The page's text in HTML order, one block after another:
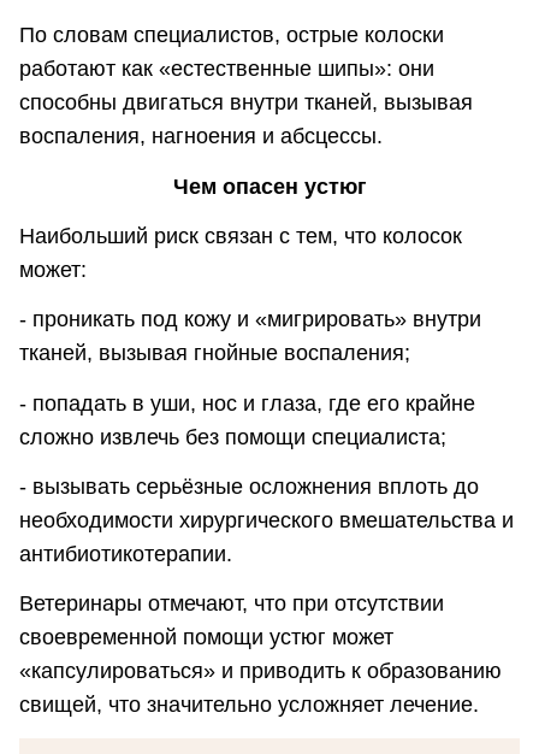
По словам специалистов, острые колоски
работают как «естественные шипы»: они
способны двигаться внутри тканей, вызывая
воспаления, нагноения и абсцессы.
Чем опасен устюг
Наибольший риск связан с тем, что колосок
может:
- проникать под кожу и «мигрировать» внутри
тканей, вызывая гнойные воспаления;
- попадать в уши, нос и глаза, где его крайне
сложно извлечь без помощи специалиста;
- вызывать серьёзные осложнения вплоть до
необходимости хирургического вмешательства и
антибиотикотерапии.
Ветеринары отмечают, что при отсутствии
своевременной помощи устюг может
«капсулироваться» и приводить к образованию
свищей, что значительно усложняет лечение.